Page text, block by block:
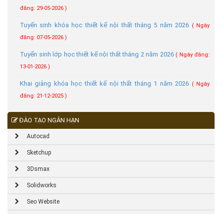
đăng: 29-05-2026 )
Tuyển sinh khóa học thiết kế nội thất tháng 5 năm 2026 ( Ngày
đăng: 07-05-2026 )
Tuyển sinh lớp học thiết kế nội thất tháng 2 năm 2026 ( Ngày đăng:
13-01-2026 )
Khai giảng khóa học thiết kế nội thất tháng 1 năm 2026 ( Ngày
đăng: 21-12-2025 )
ĐÀO TẠO NGẮN HẠN
Autocad
Sketchup
3Dsmax
Solidworks
Seo Website